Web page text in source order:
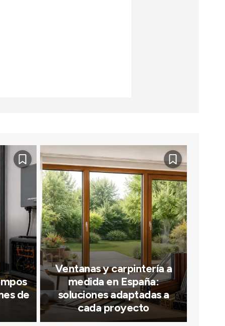
de
Ventanas y carpintería a
medida en España:
soluciones adaptadas a
cada proyecto